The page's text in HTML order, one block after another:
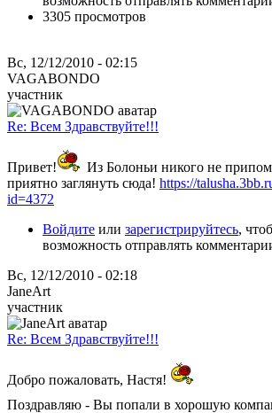
3305 просмотров
Вс, 12/12/2010 - 02:15
VAGABONDO
участник
Re: Всем Здравствуйте!!!
Привет!
Из Болоньи никого не
приятно заглянуть сюда! https://
id=4372
Войдите или зарегистрируйтесь,
возможность отправлять
Вс, 12/12/2010 - 02:18
JaneArt
участник
Re: Всем Здравствуйте!!!
Добро пожаловать, Настя!
Поздравляю - Вы попали в хорошую